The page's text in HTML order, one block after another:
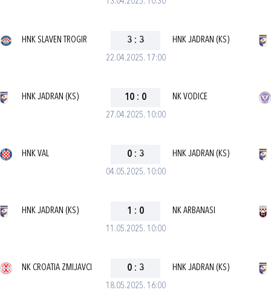
22.04.2025. 17:00
HNK SLAVEN TROGIR 3 : 3 HNK JADRAN (KS)
27.04.2025. 10:00
HNK JADRAN (KS) 10 : 0 NK VODICE
04.05.2025. 10:00
HNK VAL 0 : 3 HNK JADRAN (KS)
11.05.2025. 10:00
HNK JADRAN (KS) 1 : 0 NK ARBANASI
18.05.2025. 16:00
NK CROATIA ZMIJAVCI 0 : 3 HNK JADRAN (KS)